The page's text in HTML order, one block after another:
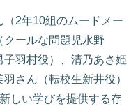
2年10組のムードメー
クールな問題児水野
羽村役）、清乃あさ姫
さん（転校生新井役）
しい学びを提供する存